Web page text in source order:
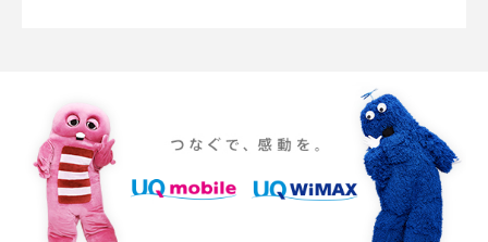
iPhone 16eとiPhone SE（第3世代）の違いは？サイズやスペックを比較して解説
iPhone 16eとiPhone 14を徹底比較！スペック・機能の違いをわかりやすく紹介
iPhone 16シリーズのモデルを比較！価格・サイズ・カメラ性能の違いを徹底解説